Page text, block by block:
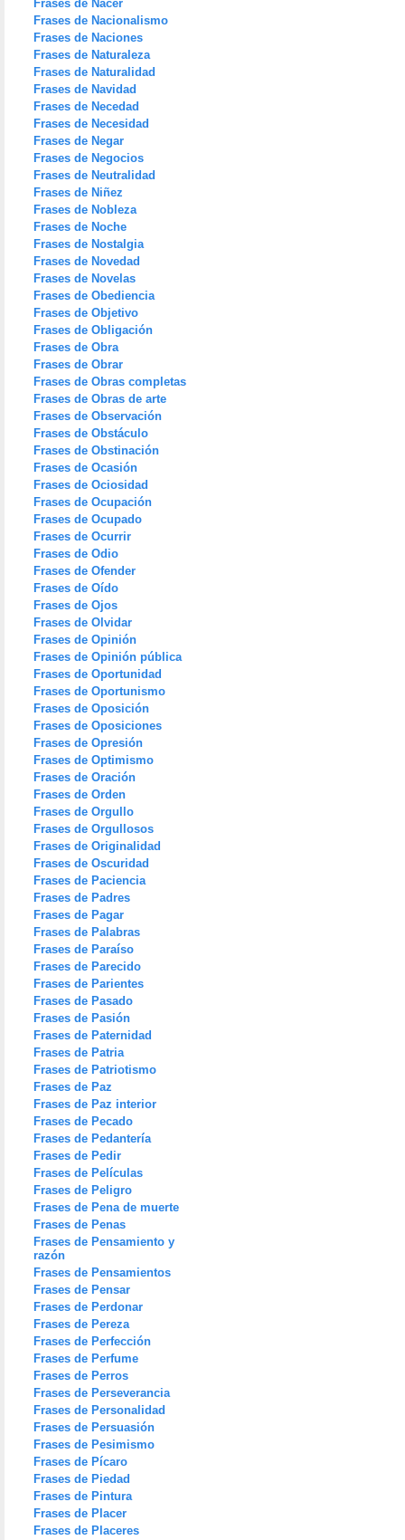
Frases de Nacer
Frases de Nacionalismo
Frases de Naciones
Frases de Naturaleza
Frases de Naturalidad
Frases de Navidad
Frases de Necedad
Frases de Necesidad
Frases de Negar
Frases de Negocios
Frases de Neutralidad
Frases de Niñez
Frases de Nobleza
Frases de Noche
Frases de Nostalgia
Frases de Novedad
Frases de Novelas
Frases de Obediencia
Frases de Objetivo
Frases de Obligación
Frases de Obra
Frases de Obrar
Frases de Obras completas
Frases de Obras de arte
Frases de Observación
Frases de Obstáculo
Frases de Obstinación
Frases de Ocasión
Frases de Ociosidad
Frases de Ocupación
Frases de Ocupado
Frases de Ocurrir
Frases de Odio
Frases de Ofender
Frases de Oído
Frases de Ojos
Frases de Olvidar
Frases de Opinión
Frases de Opinión pública
Frases de Oportunidad
Frases de Oportunismo
Frases de Oposición
Frases de Oposiciones
Frases de Opresión
Frases de Optimismo
Frases de Oración
Frases de Orden
Frases de Orgullo
Frases de Orgullosos
Frases de Originalidad
Frases de Oscuridad
Frases de Paciencia
Frases de Padres
Frases de Pagar
Frases de Palabras
Frases de Paraíso
Frases de Parecido
Frases de Parientes
Frases de Pasado
Frases de Pasión
Frases de Paternidad
Frases de Patria
Frases de Patriotismo
Frases de Paz
Frases de Paz interior
Frases de Pecado
Frases de Pedantería
Frases de Pedir
Frases de Películas
Frases de Peligro
Frases de Pena de muerte
Frases de Penas
Frases de Pensamiento y
razón
Frases de Pensamientos
Frases de Pensar
Frases de Perdonar
Frases de Pereza
Frases de Perfección
Frases de Perfume
Frases de Perros
Frases de Perseverancia
Frases de Personalidad
Frases de Persuasión
Frases de Pesimismo
Frases de Pícaro
Frases de Piedad
Frases de Pintura
Frases de Placer
Frases de Placeres